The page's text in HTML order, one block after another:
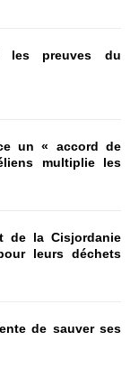
les preuves du
un « accord de
multiplie les
de la Cisjordanie
leurs déchets
de sauver ses